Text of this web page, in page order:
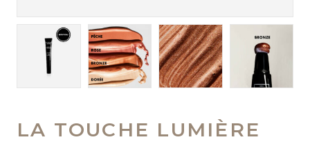
LA TOUCHE LUMIÈRE